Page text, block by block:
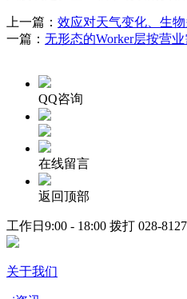
上一篇： 效应对天气变化、生
一篇： 无形态的Worker层按营
QQ咨询
在线留言
返回顶部
工作日9:00 - 18:00 拨打 028-
关于我们